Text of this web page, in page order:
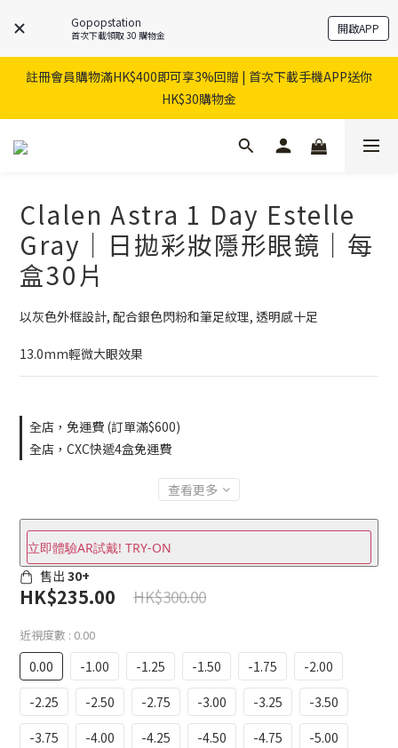
Gopopstation
首次下載領取 30 購物金 開啟APP
註冊會員購物滿HK$400即可享3%回贈 | 首次下載手機APP送你
HK$30購物金
Clalen Astra 1 Day Estelle
Gray｜日拋彩妝隱形眼鏡｜每
盒30片
以灰色外框設計, 配合銀色閃粉和筆足紋理, 透明感十足
13.0mm輕微大眼效果
全店，免運費 (訂單滿$600)
全店，CXC快遞4盒免運費
查看更多
立即體驗AR試戴! TRY-ON
售出 30+
HK$235.00 HK$300.00
近視度數 : 0.00
0.00 -1.00 -1.25 -1.50 -1.75
-2.00
-2.25
-2.50 -2.75 -3.00 -3.25
-3.50
-3.75
-4.00 -4.25 -4.50 -4.75
-5.00